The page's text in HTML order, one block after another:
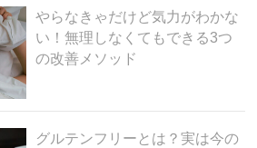
やらなきゃだけど気力がわかな
い！無理しなくてもできる3つ
の改善メソッド
グルテンフリーとは？実は今の